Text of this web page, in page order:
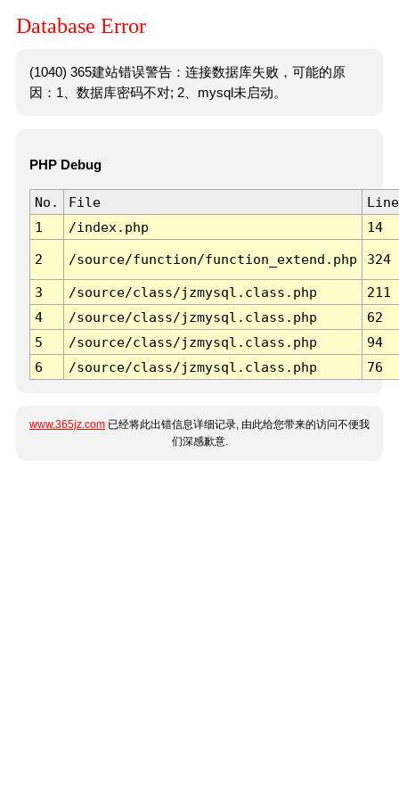
Database Error
(1040) 365建站错误警告：连接数据库失败，可能的原
因：1、数据库密码不对; 2、mysql未启动。
PHP Debug
No. File
Line
1
/index.php 14
2 /source/function/function_extend.php 324
3 /source/class/jzmysql.class.php
211
4
/source/class/jzmysql.class.php
62
5
/source/class/jzmysql.class.php
94
6
/source/class/jzmysql.class.php 76
www.365jz.com 已经将此出错信息详细记录, 由此给您带来的访问不便我
们深感歉意.